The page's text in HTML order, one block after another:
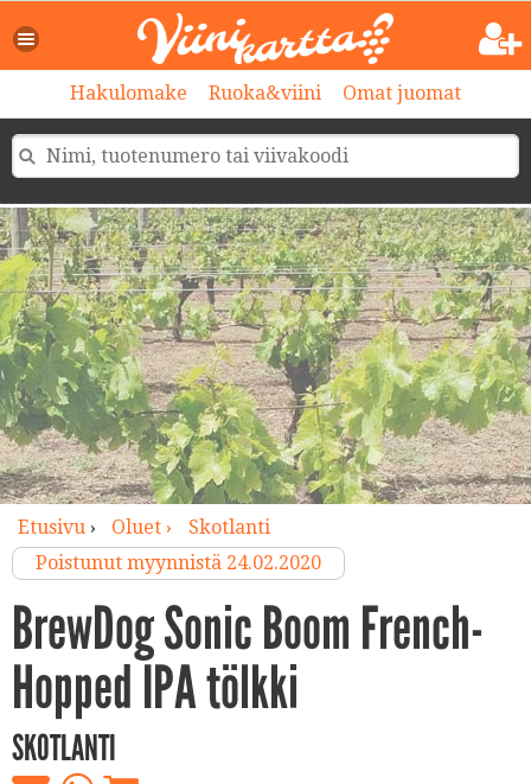
Hakulomake Ruoka&viini Omat juomat
Etusivu› Oluet ›
Skotlanti
Poistunut myynnistä 24.02.2020
BrewDog Sonic Boom French-
Hopped IPA tölkki
SKOTLANTI